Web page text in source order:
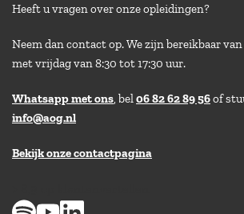
Heeft u vragen over onze opleidingen?
Neem dan contact op. We zijn bereikbaar
met vrijdag van 8:30 tot 17:30 uur.
Whatsapp met ons, bel06 82 62 89 56of
info@aog.nl
Bekijk onze contactpagina